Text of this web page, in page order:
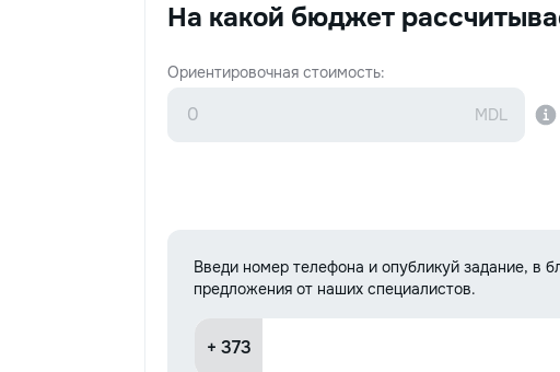
На какой бюджет
Ориентировочная стоимость:
Введи номер телефона и опубликуй задание, в
предложения от наших специалистов.
+ 373